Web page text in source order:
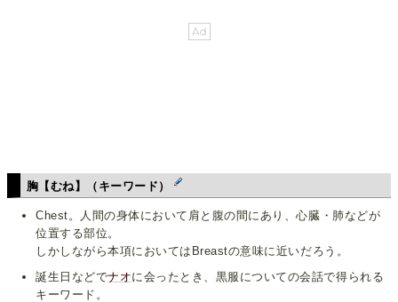
胸【むね】（キーワード）
Chest。人間の身体において肩と腹の間にあり、心臓・肺などが
位置する部位。
しかしながら本項においてはBreastの意味に近いだろう。
誕生日などでナオに会ったとき、黒服についての会話で得られる
キーワード。